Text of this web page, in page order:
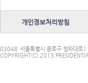
개인정보처리방침
03048 서울특별시 종로구 청와대로1
COPYRIGHT(C) 2013